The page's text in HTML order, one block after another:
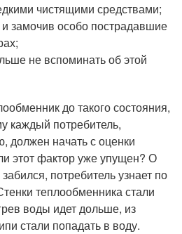
чистящими средствами;
и замочив особо пострадавшие
не вспоминать об этой
до такого состояния,
каждый потребитель,
должен начать с оценки
этот фактор уже упущен? О
потребитель узнает по
теплообменника стали
воды идет дольше, из
стали попадать в воду.